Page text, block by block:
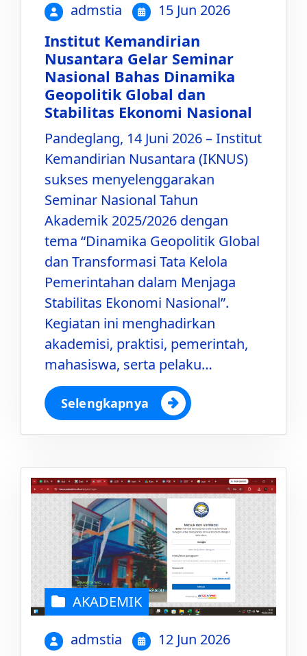
admstia 15 Jun 2026
Institut Kemandirian
Nusantara Gelar Seminar
Nasional Bahas Dinamika
Geopolitik Global dan
Stabilitas Ekonomi Nasional
Pandeglang, 14 Juni 2026 – Institut
Kemandirian Nusantara (IKNUS)
sukses menyelenggarakan
Seminar Nasional Tahun
Akademik 2025/2026 dengan
tema “Dinamika Geopolitik Global
dan Transformasi Tata Kelola
Pemerintahan dalam Menjaga
Stabilitas Ekonomi Nasional”.
Kegiatan ini menghadirkan
akademisi, praktisi, pemerintah,
mahasiswa, serta pelaku…
Selengkapnya
AKADEMIK
admstia 12 Jun 2026